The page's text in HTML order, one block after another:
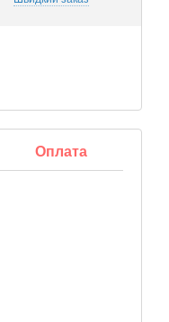
Оплата